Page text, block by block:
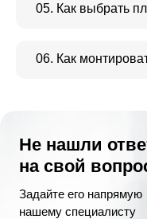
05. Как выбрать
06. Как
Не нашли
на свой
Задайте его напрямую
нашему специалисту